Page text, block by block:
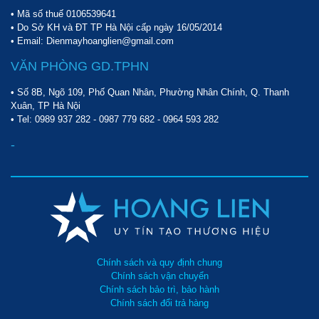
dõi và tùy chỉnh sao cho phù hợp. Tích hợp đèn màn hình giúp
người dùng có thể cài đặt bộ đàm Motorola GP338 ngay cả trong
• Mã số thuế 0106539641
• Do Sở KH và ĐT TP Hà Nội cấp ngày 16/05/2014
• Email: Dienmayhoanglien@gmail.com
VĂN PHÒNG GD.TPHN
• Số 8B, Ngõ 109, Phố Quan Nhân, Phường Nhân Chính, Q. Thanh
Xuân, TP Hà Nội
• Tel: 0989 937 282 - 0987 779 682 - 0964 593 282
-
Chính sách và quy định chung
Chính sách vận chuyển
Chính sách bảo trì, bảo hành
Chính sách đổi trả hàng